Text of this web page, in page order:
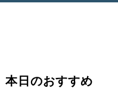
本日のおすすめ